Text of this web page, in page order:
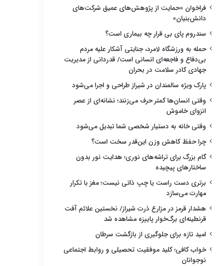
فراخوان «حمایت از پژوهش‌های عمیق شرکت‌های
دانش‌بنیان»
سندروم پای بی قرار چه بیماری است؟
حمله به ورزشگاه لامرد، جنایتی آشکار علیه مردم
بی‌دفاع و فاجعه‌ای انسانی است/ قدردانی از مدیریت
جهادی کادر سلامت در بحران
پارک ویژه سالمندان در شیراز طراحی و اجرا می‌شود
وقتی انسان‌ها کمتر حرف می‌زنند؛ نشانه‌ای از عصر
انزوای خاموش
وقتی خانه به دستیار شخصی شما تبدیل می‌شود
چرا حفظ کاهش وزن این‌قدر سخت است؟
گام بزرگ برای تراشه‌های نوری؛ هدایت نور بدون
ساختارهای پیچیده
برتری دست راست یا چپ ذاتی نیست؛ مغز با تکرار
مهارت می‌سازد
هشدار قرمز در مزارع ذرت شیراز/ نخستین علائم آفت
قرنطینه‌ای برگ‌خوار پاییزه مشاهده شد
امید تازه برای جلوگیری از بازگشت سرطان
خواب کافی؛ کلید موفقیت تحصیلی و روابط اجتماعی
نوجوانان